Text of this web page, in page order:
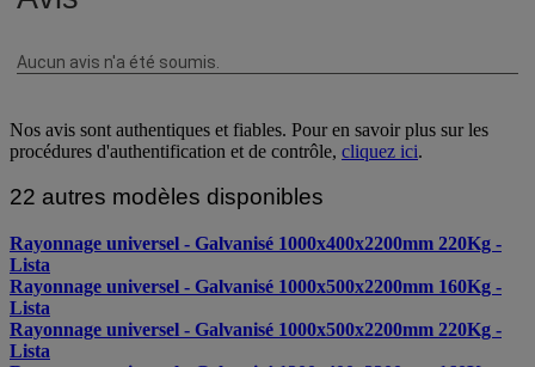
Nos avis sont authentiques et fiables. Pour en savoir plus sur les
procédures d'authentification et de contrôle, cliquez ici.
22 autres modèles disponibles
Rayonnage universel - Galvanisé 1000x400x2200mm 220Kg -
Lista
Rayonnage universel - Galvanisé 1000x500x2200mm 160Kg -
Lista
Rayonnage universel - Galvanisé 1000x500x2200mm 220Kg -
Lista